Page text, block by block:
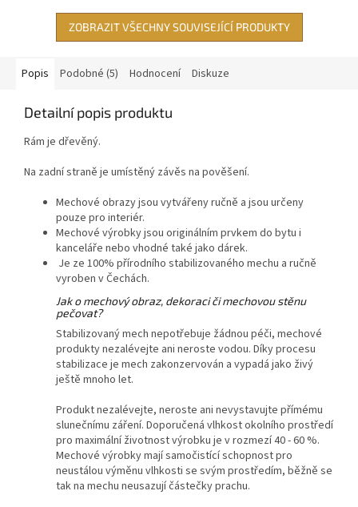
ZOBRAZIT VŠECHNY SOUVISEJÍCÍ PRODUKTY
Popis Podobné (5) Hodnocení Diskuze
Detailní popis produktu
Rám je dřevěný.
Na zadní straně je umístěný závěs na pověšení.
Mechové obrazy jsou vytvářeny ručně a jsou určeny
pouze pro interiér.
Mechové výrobky jsou originálním prvkem do bytu i
kanceláře nebo vhodné také jako dárek.
Je ze 100% přírodního stabilizovaného mechu a ručně
vyroben v Čechách.
Jak o mechový obraz, dekoraci či mechovou stěnu
pečovat?
Stabilizovaný mech nepotřebuje žádnou péči, mechové
produkty nezalévejte ani neroste vodou. Díky procesu
stabilizace je mech zakonzervován a vypadá jako živý
ještě mnoho let.
Produkt nezalévejte, neroste ani nevystavujte přímému
slunečnímu záření. Doporučená vlhkost okolního prostředí
pro maximální životnost výrobku je v rozmezí 40 - 60 %.
Mechové výrobky mají samočistící schopnost pro
neustálou výměnu vlhkosti se svým prostředím, běžně se
tak na mechu neusazují částečky prachu.